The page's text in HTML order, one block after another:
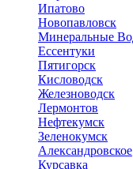
Ипатово
Новопавловск
Минеральные
Ессентуки
Пятигорск
Кисловодск
Железноводск
Лермонтов
Нефтекумск
Зеленокумск
Александровское
Курсавка